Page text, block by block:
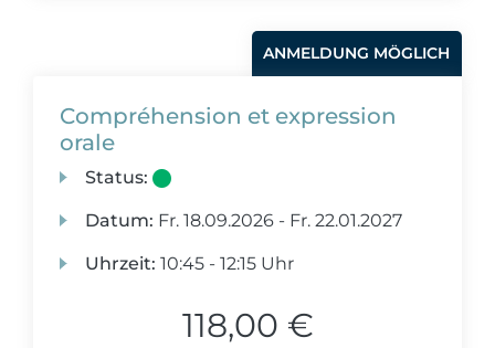
ANMELDUNG MÖGLICH
Compréhension et expression
orale
Status:
Datum: Fr. 18.09.2026 - Fr. 22.01.2027
Uhrzeit: 10:45 - 12:15 Uhr
118,00 €